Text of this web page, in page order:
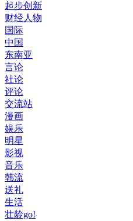
起步创新
财经人物
国际
中国
东南亚
言论
社论
评论
交流站
漫画
娱乐
明星
影视
音乐
韩流
送礼
生活
壮龄go!